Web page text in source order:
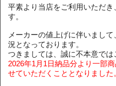
平素より当店をご利用いただ
す。
メーカーの値上げに伴いまし
況となっております。
つきましては、誠に不本意では
2026年1月1日納品分より一部
せていただくこととなりました